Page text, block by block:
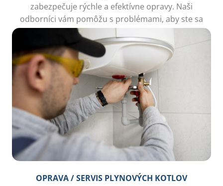
zabezpečuje rýchle a efektívne opravy. Naši
odborníci vám pomôžu s problémami, aby ste sa
mohli tešiť z teplého a bezpečného domova.
OPRAVA / SERVIS PLYNOVÝCH KOTLOV